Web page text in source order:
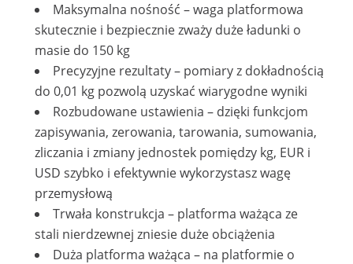
Maksymalna nośność – waga platformowa
skutecznie i bezpiecznie zważy duże ładunki o
masie do 150 kg
Precyzyjne rezultaty – pomiary z dokładnością
do 0,01 kg pozwolą uzyskać wiarygodne wyniki
Rozbudowane ustawienia – dzięki funkcjom
zapisywania, zerowania, tarowania, sumowania,
zliczania i zmiany jednostek pomiędzy kg, EUR i
USD szybko i efektywnie wykorzystasz wagę
przemysłową
Trwała konstrukcja – platforma ważąca ze
stali nierdzewnej zniesie duże obciążenia
Duża platforma ważąca – na platformie o